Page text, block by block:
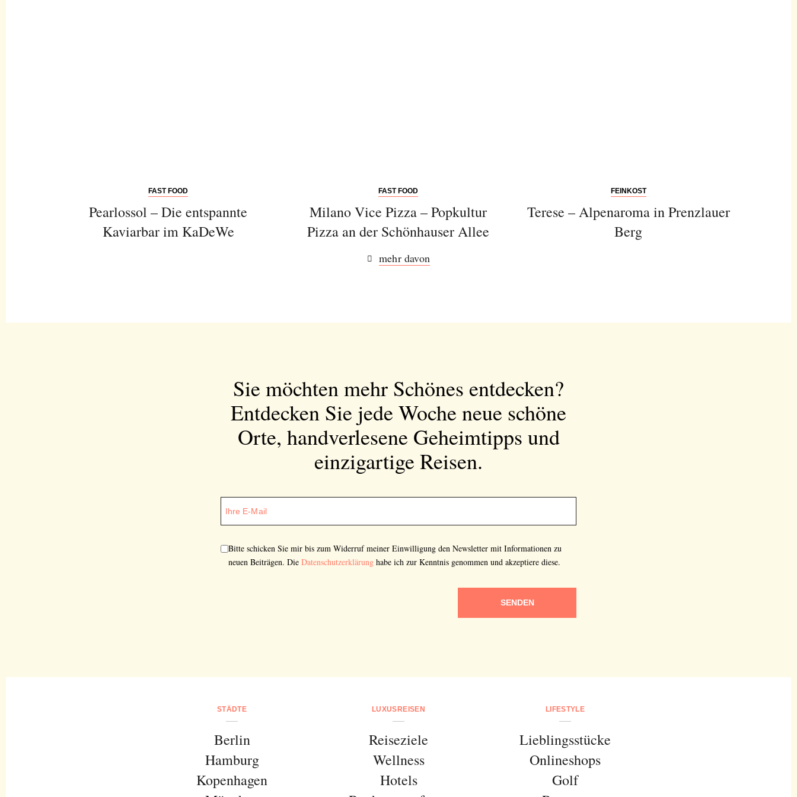
FAST FOOD
Pearlossol – Die entspannte
Kaviarbar im KaDeWe
FAST FOOD
Milano Vice Pizza – Popkultur
Pizza an der Schönhauser Allee
FEINKOST
Terese – Alpenaroma in Prenzlauer
Berg
mehr davon
Sie möchten mehr Schönes entdecken?
Entdecken Sie jede Woche neue schöne
Orte, handverlesene Geheimtipps und
einzigartige Reisen.
Bitte schicken Sie mir bis zum Widerruf meiner Einwilligung den Newsletter mit Informationen zu
neuen Beiträgen. Die Datenschutzerklärung habe ich zur Kenntnis genommen und akzeptiere diese.
SENDEN
STÄDTE
Berlin
Hamburg
Kopenhagen
LUXUSREISEN
Reiseziele
Wellness
Hotels
LIFESTYLE
Lieblingsstücke
Onlineshops
Golf